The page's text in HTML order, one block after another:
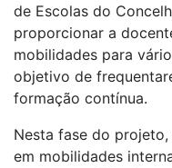
de Escolas do
proporcionar a
mobilidades para
objetivo de
formação contínua.
Nesta fase do
em mobilidades